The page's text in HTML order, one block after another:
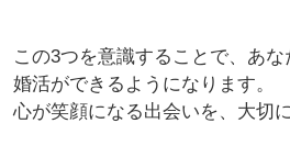
この3つを意識することで、あ
婚活ができるようになります。
心が笑顔になる出会いを、大切